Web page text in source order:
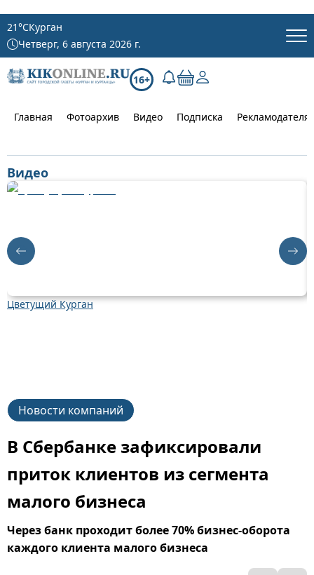
21°CКурган
Четверг, 6 августа 2026 г.
16+
Главная Фотоархив Видео Подписка
Видео
Цветущий Курган
Новости компаний
В Сбербанке зафиксировали
приток клиентов из сегмента
малого бизнеса
Через банк проходит более 70% бизнес-оборота
каждого клиента малого бизнеса